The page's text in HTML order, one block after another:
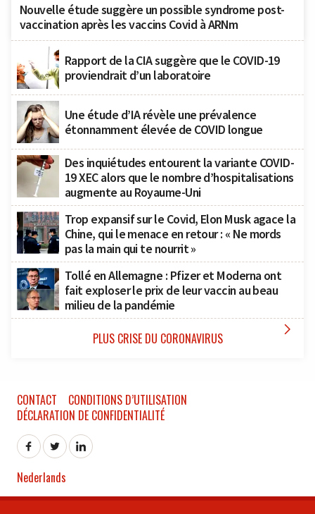
Nouvelle étude suggère un possible syndrome post-
vaccination après les vaccins Covid à ARNm
Rapport de la CIA suggère que le COVID-19
proviendrait d’un laboratoire
Une étude d’IA révèle une prévalence
étonnamment élevée de COVID longue
Des inquiétudes entourent la variante COVID-
19 XEC alors que le nombre d’hospitalisations
augmente au Royaume-Uni
Trop expansif sur le Covid, Elon Musk agace la
Chine, qui le menace en retour : « Ne mords
pas la main qui te nourrit »
Tollé en Allemagne : Pfizer et Moderna ont
fait exploser le prix de leur vaccin au beau
milieu de la pandémie
PLUS CRISE DU CORONAVIRUS 
CONTACT
CONDITIONS D’UTILISATION
DÉCLARATION DE CONFIDENTIALITÉ
Nederlands